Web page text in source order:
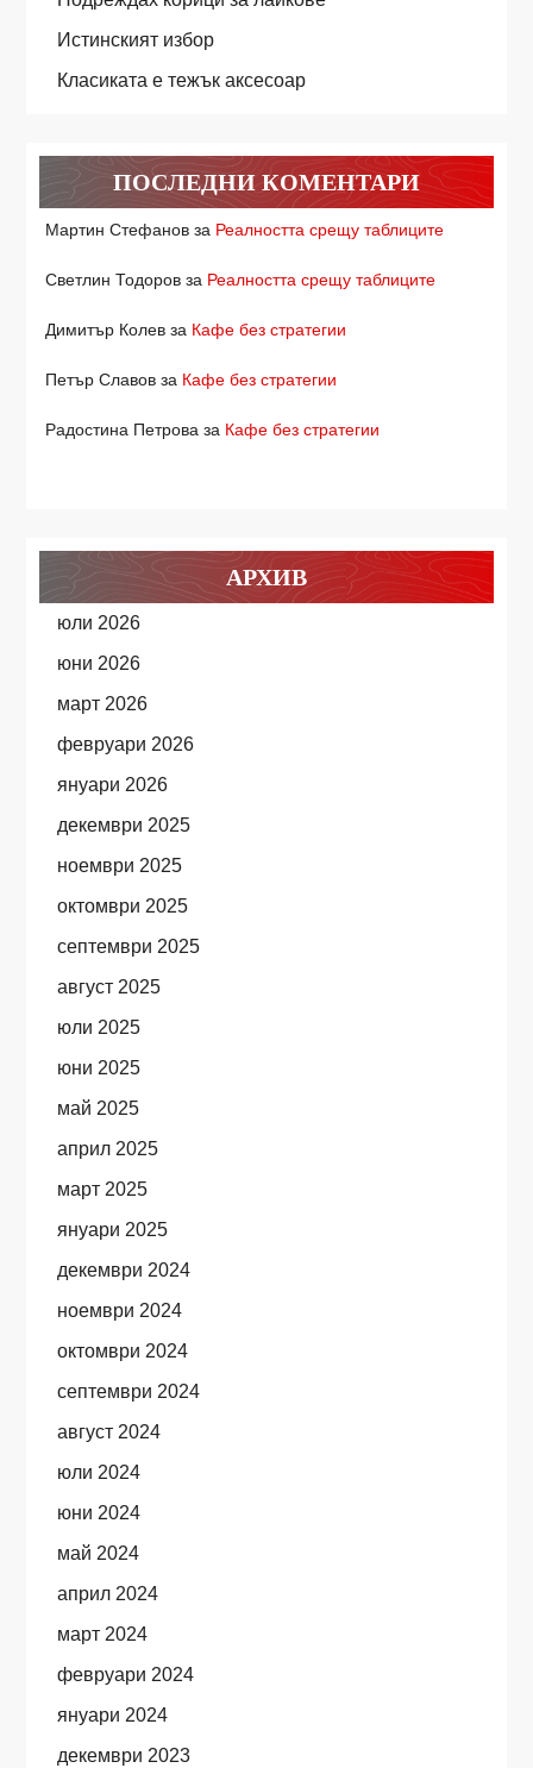
Истинският избор
Класиката е тежък аксесоар
ПОСЛЕДНИ КОМЕНТАРИ
Мартин Стефанов за Реалността срещу таблиците
Светлин Тодоров за Реалността срещу таблиците
Димитър Колев за Кафе без стратегии
Петър Славов за Кафе без стратегии
Радостина Петрова за Кафе без стратегии
АРХИВ
юли 2026
юни 2026
март 2026
февруари 2026
януари 2026
декември 2025
ноември 2025
октомври 2025
септември 2025
август 2025
юли 2025
юни 2025
май 2025
април 2025
март 2025
януари 2025
декември 2024
ноември 2024
октомври 2024
септември 2024
август 2024
юли 2024
юни 2024
май 2024
април 2024
март 2024
февруари 2024
януари 2024
декември 2023